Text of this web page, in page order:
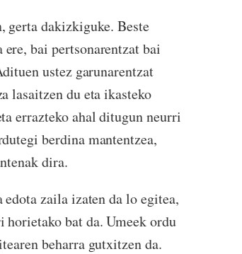
gerta dakizkiguke. Beste
bai pertsonarentzat bai
ustez garunarentzat
lasaitzen du eta ikasteko
errazteko ahal ditugun neurri
berdina mantentzea,
dira.
zaila izaten da lo egitea,
horietako bat da. Umeek ordu
beharra gutxitzen da.